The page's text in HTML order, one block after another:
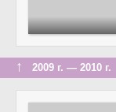
↑ 2009 г. — 2010 г.